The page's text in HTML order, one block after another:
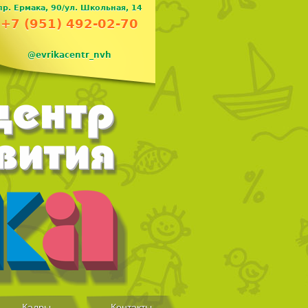
Ермака, 90/ул. Школьная, 14
+7 (951) 492-02-70
@evrikacentr_nvh